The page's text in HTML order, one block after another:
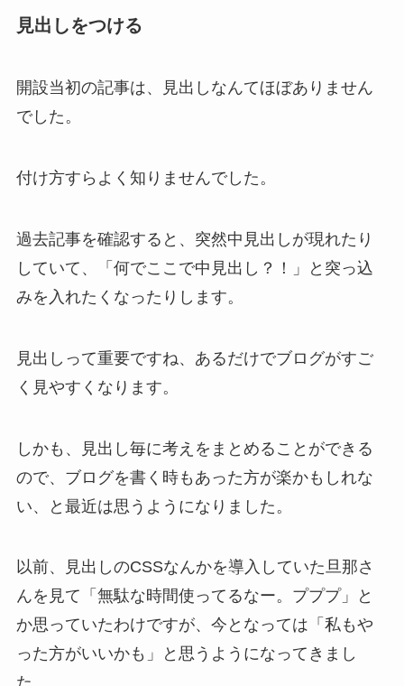
見出しをつける
開設当初の記事は、見出しなんてほぼありません
でした。
付け方すらよく知りませんでした。
過去記事を確認すると、突然中見出しが現れたり
していて、「何でここで中見出し？！」と突っ込
みを入れたくなったりします。
見出しって重要ですね、あるだけでブログがすご
く見やすくなります。
しかも、見出し毎に考えをまとめることができる
ので、ブログを書く時もあった方が楽かもしれな
い、と最近は思うようになりました。
以前、見出しのCSSなんかを導入していた旦那さ
んを見て「無駄な時間使ってるなー。プププ」と
か思っていたわけですが、今となっては「私もや
った方がいいかも」と思うようになってきまし